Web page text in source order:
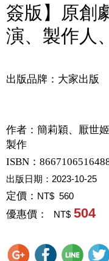
簽版】原創
演、製作人
出版品牌：大家出版
作者： 簡莉穎、厭世
製作
ISBN：
出版日期： 2023-10-25
定價： NT$ 560
優惠價： NT$ 504